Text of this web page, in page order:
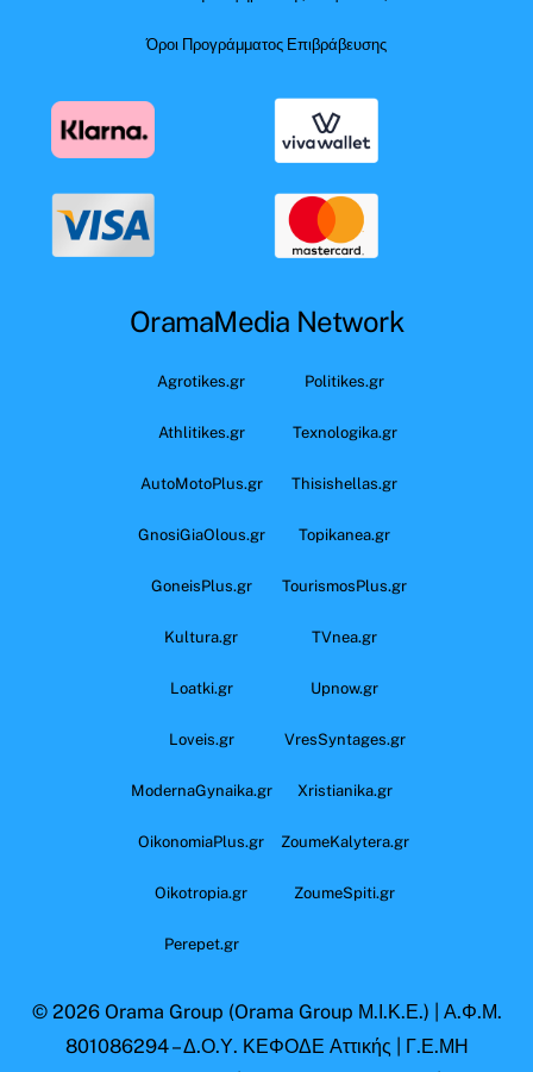
Όροι Προγράμματος Επιβράβευσης
OramaMedia Network
Agrotikes.gr Politikes.gr
Athlitikes.gr Texnologika.gr
AutoMotoPlus.gr Thisishellas.gr
GnosiGiaOlous.gr Topikanea.gr
GoneisPlus.gr TourismosPlus.gr
Kultura.gr TVnea.gr
Loatki.gr Upnow.gr
Loveis.gr VresSyntages.gr
ModernaGynaika.gr Xristianika.gr
OikonomiaPlus.gr ZoumeKalytera.gr
Oikotropia.gr ZoumeSpiti.gr
Perepet.gr
© 2026 Orama Group (Orama Group Μ.Ι.Κ.Ε.) | Α.Φ.Μ.
801086294 – Δ.Ο.Υ. ΚΕΦΟΔΕ Αττικής | Γ.Ε.ΜΗ